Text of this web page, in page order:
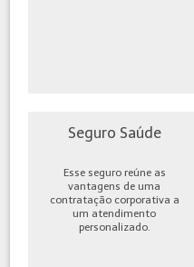
Seguro Saúde
Esse seguro reúne as
vantagens de uma
contratação corporativa a
um atendimento
personalizado.